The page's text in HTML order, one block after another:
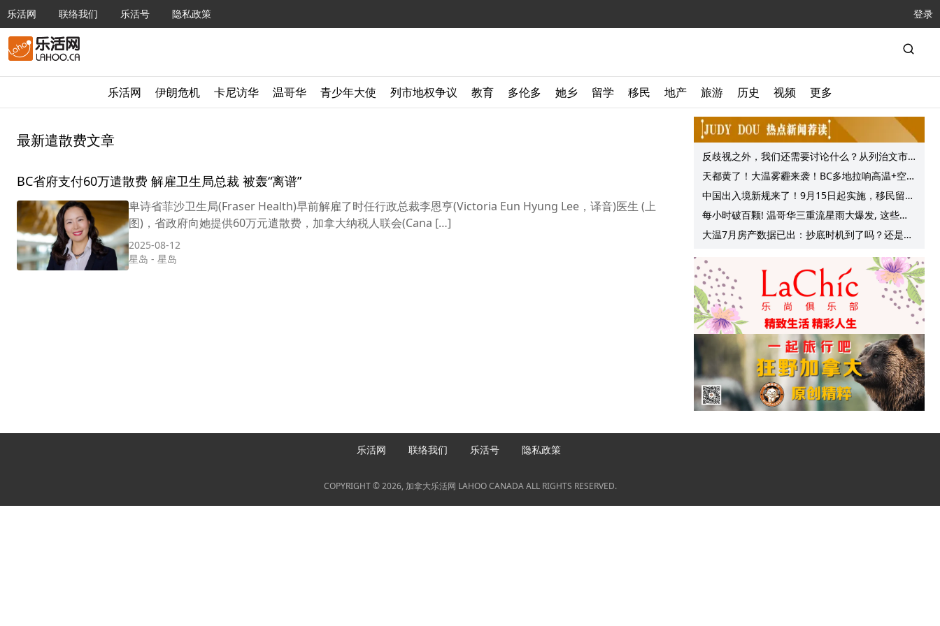
乐活网 联络我们 乐活号 隐私政策 登录
乐活网 伊朗危机 卡尼访华 温哥华 青少年大使 列市地权争议 教育 多伦多 她乡 留学 移民 地产 旅游 历史 视频 更多
最新遣散费文章
BC省府支付60万遣散费 解雇卫生局总裁 被轰“离谱”
卑诗省菲沙卫生局(Fraser Health)早前解雇了时任行政总裁李恩亨(Victoria Eun Hyung Lee，译音)医生 (上
图)，省政府向她提供60万元遣散费，加拿大纳税人联会(Cana […]
2025-08-12
星岛 - 星岛
反歧视之外，我们还需要讨论什么？从列治文市
议会一项动议谈起
天都黄了！大温雾霾来袭！BC多地拉响高温+空气
质量预警 最高可达35°C！
中国出入境新规来了！9月15日起实施，移民留学
中介迎来最强监管！
每小时破百颗! 温哥华三重流星雨大爆发, 这些最
佳观赏地点提前收藏!
大温7月房产数据已出：抄底时机到了吗？还是再
乐活网 联络我们 乐活号 隐私政策
COPYRIGHT © 2026, 加拿大乐活网 LAHOO CANADA ALL RIGHTS RESERVED.